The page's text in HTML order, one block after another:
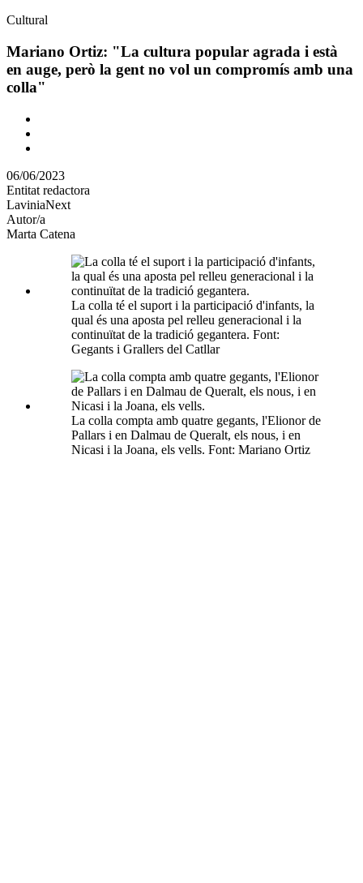
Àmbit
la
Cultural
Mariano Ortiz: "La cultura popular agrada i està
en auge, però la gent no vol un compromís amb una
colla"
Comparteix
altres
xarxes
socials
06/06/2023
Entitat redactora
LaviniaNext
Autor/a
Marta Catena
La colla té el suport i la participació d'infants, la
qual és una aposta pel relleu generacional i la
continuïtat de la tradició gegantera. Font:
Gegants i Grallers del Catllar
La colla compta amb quatre gegants, l'Elionor de
Pallars i en Dalmau de Queralt, els nous, i en
Nicasi i la Joana, els vells. Font: Mariano Ortiz